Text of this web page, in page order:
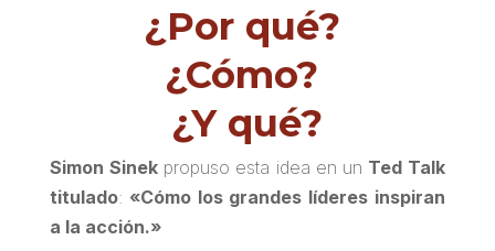
¿Por qué?
¿Cómo?
¿Y qué?
Simon Sinekpropuso esta idea en un Ted Talk
titulado: «Cómo los grandes líderes inspiran
a la acción.»